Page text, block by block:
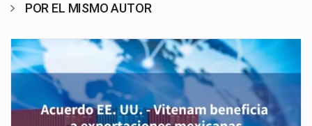
POR EL MISMO AUTOR